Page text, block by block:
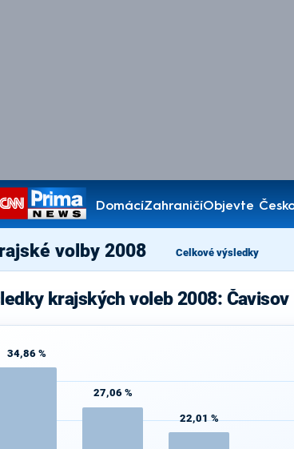
DomácíZahraničíObjevte
Pořady
volby 2008 Celkové výsledky
krajských voleb 2008: Čavisov
34,86 %
27,06 %
22,01 %